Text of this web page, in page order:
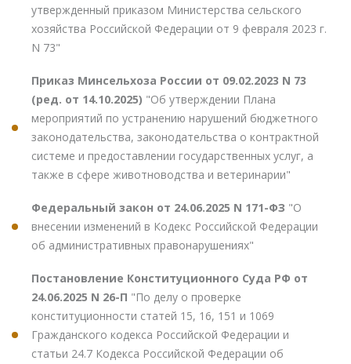
утвержденный приказом Министерства сельского
хозяйства Российской Федерации от 9 февраля 2023 г.
N 73"
Приказ Минсельхоза России от 09.02.2023 N 73
(ред. от 14.10.2025) "Об утверждении Плана
мероприятий по устранению нарушений бюджетного
законодательства, законодательства о контрактной
системе и предоставлении государственных услуг, а
также в сфере животноводства и ветеринарии"
Федеральный закон от 24.06.2025 N 171-ФЗ "О
внесении изменений в Кодекс Российской Федерации
об административных правонарушениях"
Постановление Конституционного Суда РФ от
24.06.2025 N 26-П "По делу о проверке
конституционности статей 15, 16, 151 и 1069
Гражданского кодекса Российской Федерации и
статьи 24.7 Кодекса Российской Федерации об